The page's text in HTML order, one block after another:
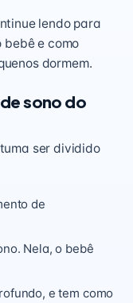
lendo para
bebê e como
dormem.
sono do
ser dividido
de
Nela, o bebê
e tem como